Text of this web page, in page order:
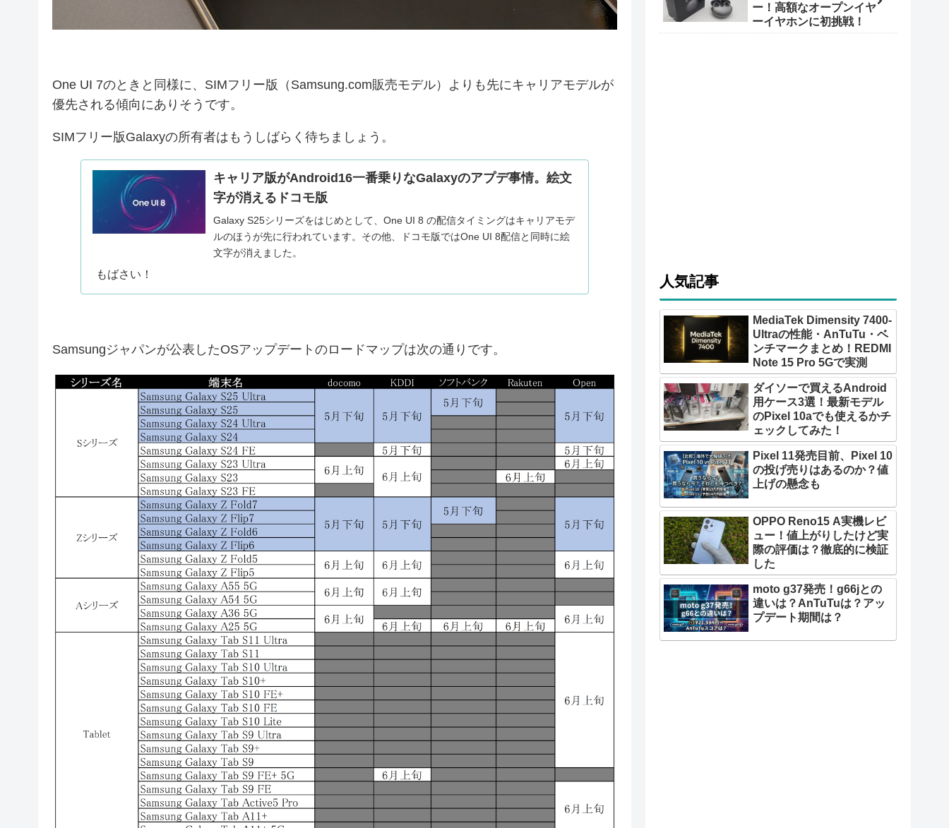
One UI 7のときと同様に、SIMフリー版（Samsung.com販売モデル）よりも先にキャリアモデルが
優先される傾向にありそうです。
SIMフリー版Galaxyの所有者はもうしばらく待ちましょう。
キャリア版がAndroid16一番乗りなGalaxyのアプデ事情。絵文
字が消えるドコモ版
Galaxy S25シリーズをはじめとして、One UI 8 の配信タイミングはキャリアモデ
ルのほうが先に行われています。その他、ドコモ版ではOne UI 8配信と同時に絵
文字が消えました。
もばさい！
Samsungジャパンが公表したOSアップデートのロードマップは次の通りです。
ー！高額なオープンイヤ
ーイヤホンに初挑戦！
人気記事
MediaTek Dimensity 7400-
Ultraの性能・AnTuTu・ベ
ンチマークまとめ！REDMI
Note 15 Pro 5Gで実測
ダイソーで買えるAndroid
用ケース3選！最新モデル
のPixel 10aでも使えるかチ
ェックしてみた！
Pixel 11発売目前、Pixel 10
の投げ売りはあるのか？値
上げの懸念も
OPPO Reno15 A実機レビ
ュー！値上がりしたけど実
際の評価は？徹底的に検証
した
moto g37発売！g66jとの
違いは？AnTuTuは？アッ
プデート期間は？